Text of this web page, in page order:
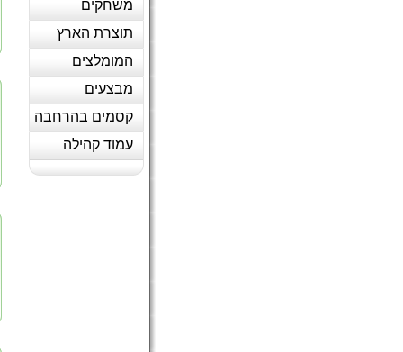
משחקים
תוצרת הארץ
המומלצים
מבצעים
קסמים בהרחבה
עמוד קהילה